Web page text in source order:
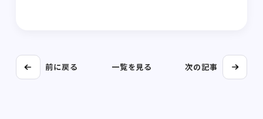
前に戻る 一覧を見る 次の記事